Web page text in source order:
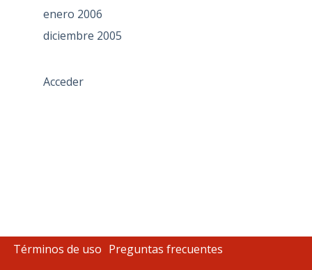
enero 2006
diciembre 2005
Acceder
Términos de uso Preguntas frecuentes